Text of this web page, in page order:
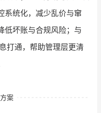
系统化，减少乱价与窜
低坏账与合规风险；与
打通，帮助管理层更清
案